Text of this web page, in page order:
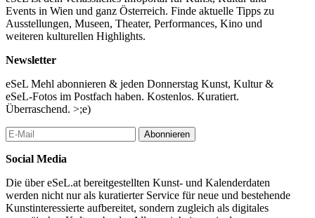
Wege aus der Eskalation ins paradiso zeichnen, bleibt dem
Publikum überlassen – genauso die Entscheidung, wie der eigene
Beitrag zu einem Leben in Frieden und wie Menschsein konkret
ungebrochenen Mut und die gemeinsame Anstrengung auf dem
Weg dorthin. Und: keine Angst!
www.gegenstimmen.org
...Mehr lesen
Events in Wien und ganz Österreich. Finde aktuelle Tipps zu
Ausstellungen, Museen, Theater, Performances, Kino und
weiteren kulturellen Highlights.
Newsletter
eSeL Mehl abonnieren & jeden Donnerstag Kunst, Kultur &
eSeL-Fotos im Postfach haben. Kostenlos. Kuratiert.
Überraschend. >;e)
Abonnieren
Social Media
Die über eSeL.at bereitgestellten Kunst- und Kalenderdaten
werden nicht nur als kuratierter Service für neue und bestehende
Kunstinteressierte aufbereitet, sondern zugleich als digitales